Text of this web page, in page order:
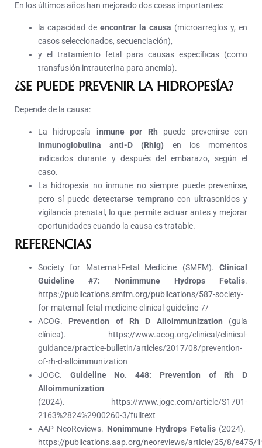
En los últimos años han mejorado dos cosas importantes:
la capacidad de encontrar la causa (microarreglos y, en
casos seleccionados, secuenciación),
y el tratamiento fetal para causas específicas (como
transfusión intrauterina para anemia).
¿SE PUEDE PREVENIR LA HIDROPESÍA?
Depende de la causa:
La hidropesía inmune por Rh puede prevenirse con
inmunoglobulina anti-D (RhIg) en los momentos
indicados durante y después del embarazo, según el
caso.
La hidropesía no inmune no siempre puede prevenirse,
pero sí puededetectarse tempranocon ultrasonidos y
vigilancia prenatal, lo que permite actuar antes y mejorar
oportunidades cuando la causa es tratable.
REFERENCIAS
Society for Maternal-Fetal Medicine (SMFM). Clinical
Guideline #7: Nonimmune Hydrops Fetalis.
https://publications.smfm.org/publications/587-society-
for-maternal-fetal-medicine-clinical-guideline-7/
ACOG. Prevention of Rh D Alloimmunization (guía
clínica). https://www.acog.org/clinical/clinical-
guidance/practice-bulletin/articles/2017/08/prevention-
of-rh-d-alloimmunization
JOGC. Guideline No. 448: Prevention of Rh D
Alloimmunization
(2024). https://www.jogc.com/article/S1701-
2163%2824%2900260-3/fulltext
AAP NeoReviews. Nonimmune Hydrops Fetalis(2024).
https://publications.aap.org/neoreviews/article/25/8/e475/